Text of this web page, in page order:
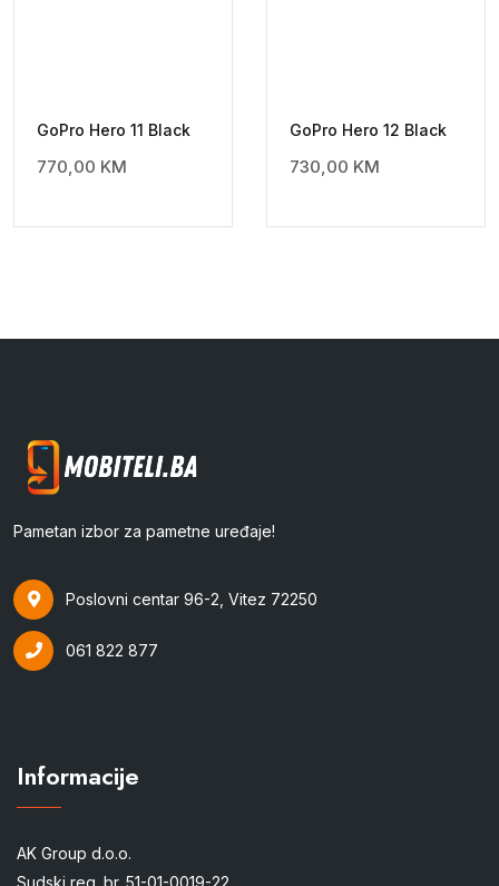
GoPro Hero 11 Black
770,00 KM
GoPro Hero 12 Black
730,00 KM
Pametan izbor za pametne uređaje!
Poslovni centar 96-2, Vitez 72250
061 822 877
Informacije
AK Group d.o.o.
Sudski reg. br. 51-01-0019-22